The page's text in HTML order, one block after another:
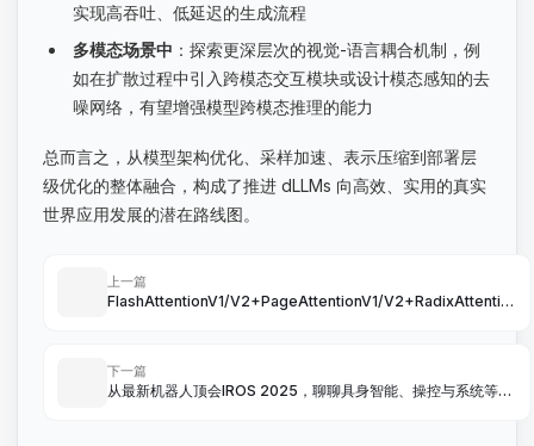
实现高吞吐、低延迟的生成流程
多模态场景中 ：探索更深层次的视觉-语言耦合机制，例
如在扩散过程中引入跨模态交互模块或设计模态感知的去
噪网络，有望增强模型跨模态推理的能力
总而言之，从模型架构优化、采样加速、表示压缩到部署层
级优化的整体融合，构成了推进 dLLMs 向高效、实用的真实
世界应用发展的潜在路线图。
上一篇
FlashAttentionV1/V2+PageAttentionV1/V2+RadixAttention
下一篇
从最新机器人顶会IROS 2025，聊聊具身智能、操控与系统等方